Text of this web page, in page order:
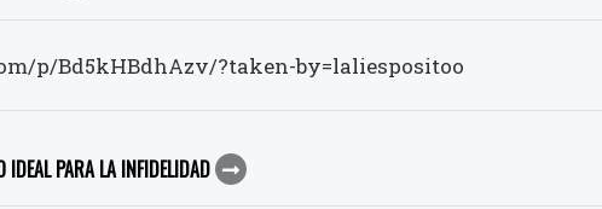
p/Bd5kHBdhAzv/?taken-by=laliespositoo
IDEAL PARA LA INFIDELIDAD